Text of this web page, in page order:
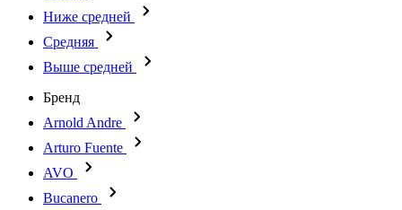
Ниже средней
Средняя
Выше средней
Бренд
Arnold Andre
Arturo Fuente
AVO
Bucanero